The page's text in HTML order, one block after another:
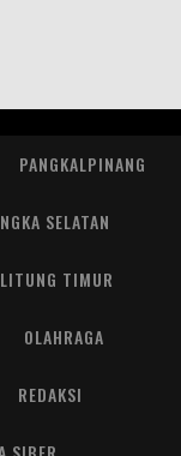
PANGKALPINANG
SELATAN
TIMUR
OLAHRAGA
REDAKSI